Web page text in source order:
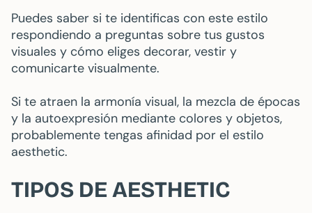
Puedes saber si te identificas con este estilo
respondiendo a preguntas sobre tus gustos
visuales y cómo eliges decorar, vestir y
comunicarte visualmente.
Si te atraen la armonía visual, la mezcla de épocas
y la autoexpresión mediante colores y objetos,
probablemente tengas afinidad por el estilo
aesthetic.
TIPOS DE AESTHETIC